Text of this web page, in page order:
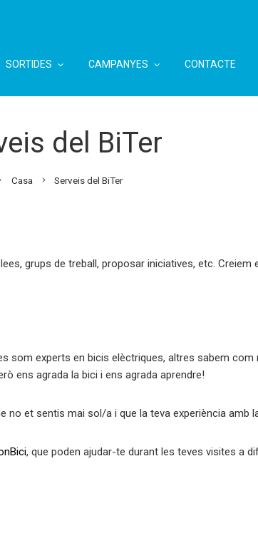
SORTIDES CAMPANYES CONTACTE
del BiTer
Casa Serveis del BiTer
grups de treball, proposar iniciatives, etc.
som experts en bicis elèctriques, altres sabem
ens agrada la bici i ens agrada aprendre!
et sentis mai sol/a i que la teva experiència amb
, que poden ajudar-te durant les teves visites a